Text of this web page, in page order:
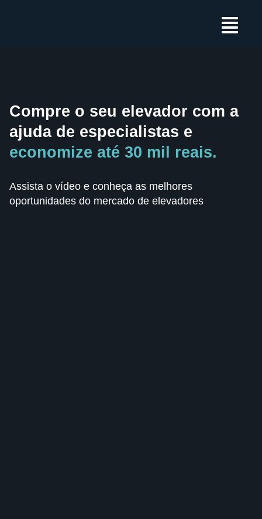
Main
Menu
Compre o seu elevador com a
ajuda de especialistas e
economize até 30 mil reais.
Assista o vídeo e conheça as melhores
oportunidades do mercado de elevadores